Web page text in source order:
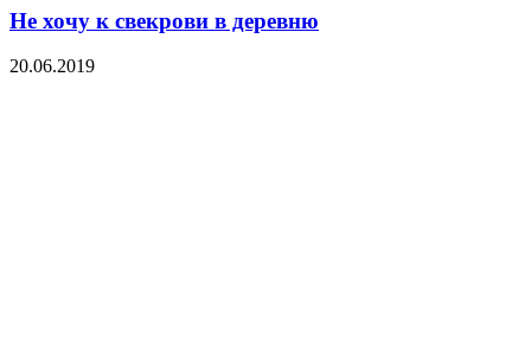
Не хочу к свекрови в деревню
20.06.2019